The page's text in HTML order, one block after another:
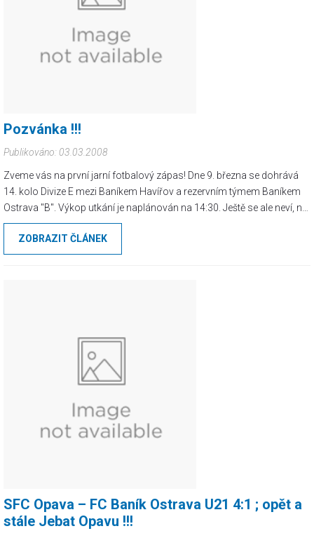
Pozvánka !!!
Publikováno: 03.03.2008
Zveme vás na první jarní fotbalový zápas! Dne 9. března se dohrává
14. kolo Divize E mezi Baníkem Havířov a rezervním týmem Baníkem
Ostrava "B". Výkop utkání je naplánován na 14:30. Ještě se ale neví, na
jakém hřišti se zápas odehraje. Je možné, že se bude hrát na Slovanu
ZOBRAZIT ČLÁNEK
SFC Opava – FC Baník Ostrava U21 4:1 ; opět a
stále Jebat Opavu !!!